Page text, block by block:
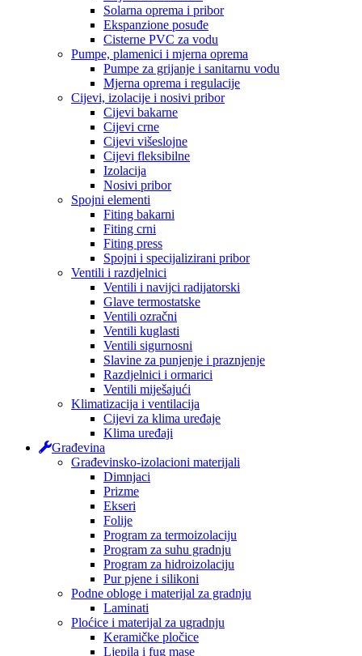
Solarna oprema i pribor
Ekspanzione posuđe
Cisterne PVC za vodu
Pumpe, plamenici i mjerna oprema
Pumpe za grijanje i sanitarnu vodu
Mjerna oprema i regulacije
Cijevi, izolacije i nosivi pribor
Cijevi bakarne
Cijevi crne
Cijevi višeslojne
Cijevi fleksibilne
Izolacija
Nosivi pribor
Spojni elementi
Fiting bakarni
Fiting crni
Fiting press
Spojni i specijalizirani pribor
Ventili i razdjelnici
Ventili i navijci radijatorski
Glave termostatske
Ventili ozračni
Ventili kuglasti
Ventili sigurnosni
Slavine za punjenje i praznjenje
Razdjelnici i ormarici
Ventili miješajući
Klimatizacija i ventilacija
Cijevi za klima uređaje
Klima uređaji
Građevina
Građevinsko-izolacioni materijali
Dimnjaci
Prizme
Ekseri
Folije
Program za termoizolaciju
Program za suhu gradnju
Program za hidroizolaciju
Pur pjene i silikoni
Podne obloge i materijal za gradnju
Laminati
Ploćice i materijal za ugradnju
Keramičke pločice
Ljepila i fug mase